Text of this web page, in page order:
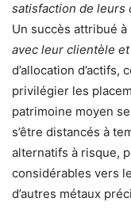
satisfaction de leurs
Un succès attribué à
avec leur clientèle
d’allocation
privilégier les
patrimoine moyen
s’être distancés à
alternatifs à risque,
considérables vers
d’autres métaux